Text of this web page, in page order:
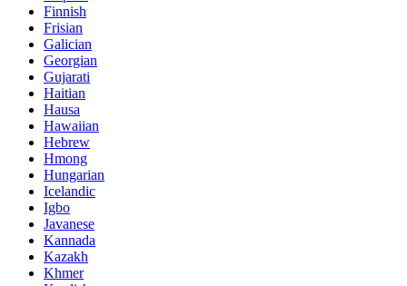
Finnish
Frisian
Galician
Georgian
Gujarati
Haitian
Hausa
Hawaiian
Hebrew
Hmong
Hungarian
Icelandic
Igbo
Javanese
Kannada
Kazakh
Khmer